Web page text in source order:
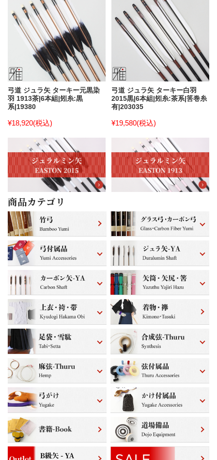
弓道 ジュラ矢 ターキー元黒染
羽 1913茶|6本組|矧糸:黒
系|19380
¥18,920(税込)
弓道 ジュラ矢 ターキー白羽
2015黒|6本組|矧糸:茶系|筈巻糸
有|203035
¥19,580(税込)
商品カテゴリ